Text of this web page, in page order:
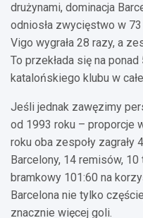
drużynami, dominacja
odniosła zwycięstwo w
Vigo wygrała 28 razy, a
To przekłada się na
katalońskiego klubu w
Jeśli jednak zawęzimy
od 1993 roku – proporcje
roku oba zespoły
Barcelony, 14 remisów,
bramkowy 101:60 na
Barcelona nie tylko
znacznie więcej goli.